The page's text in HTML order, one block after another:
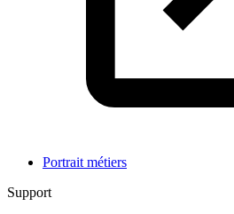
Portrait métiers
Support